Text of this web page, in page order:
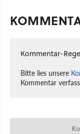
Kommentar-
Bitte lies unsere
Kommentar